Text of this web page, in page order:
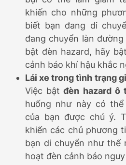
khiến cho những
biết bạn đang di
đang chuyển làn
bật đèn hazard, hãy
cảnh báo khí hậu khắc
Lái xe trong tình trạng
Việc bật đèn hazard ô
huống như này có
của bạn được chú ý.
khiến các chủ phương
bạn di chuyển như thế
hoạt đèn cảnh báo